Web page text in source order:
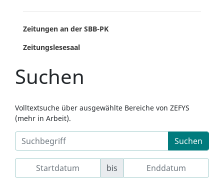
Zeitungen an der SBB-PK
Zeitungslesesaal
Suchen
Volltextsuche über ausgewählte Bereiche von ZEFYS
(mehr in Arbeit).
Suchen
bis